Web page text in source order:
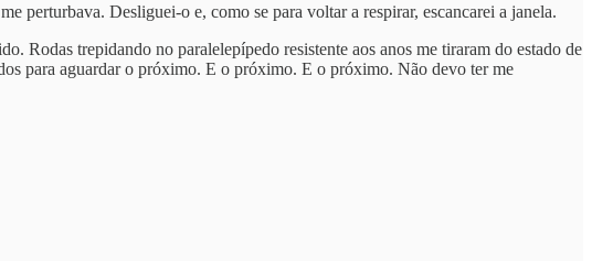
perturbava. Desliguei-o e, como se para voltar a respirar, escancarei a janela.
Rodas trepidando no paralelepípedo resistente aos anos me tiraram do estado de
para aguardar o próximo. E o próximo. E o próximo. Não devo ter me